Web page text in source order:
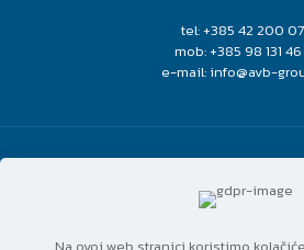
tel: +385 42 200
mob: +385 98 131 46
e-mail: info@avb-
byMediaLab.